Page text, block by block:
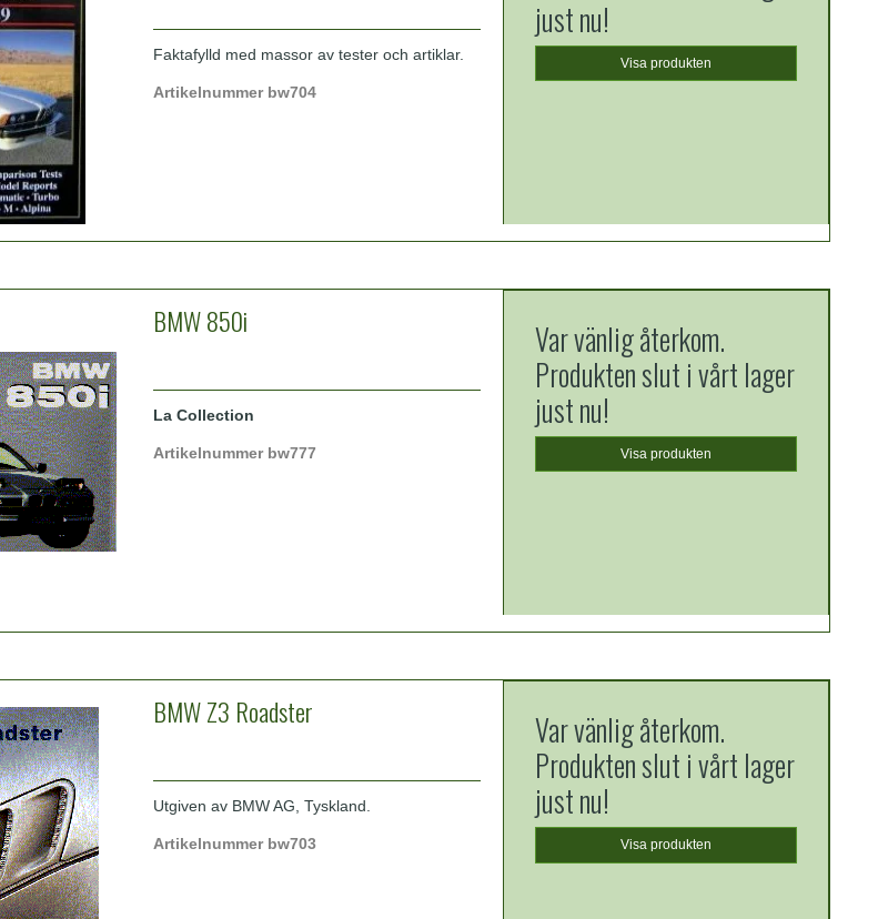
Faktafylld med massor av tester och artiklar.
Artikelnummer bw704
just nu!
Visa produkten
BMW 850i
La Collection
Artikelnummer bw777
Var vänlig återkom.
Produkten slut i vårt lager
just nu!
Visa produkten
BMW Z3 Roadster
Utgiven av BMW AG, Tyskland.
Artikelnummer bw703
Var vänlig återkom.
Produkten slut i vårt lager
just nu!
Visa produkten